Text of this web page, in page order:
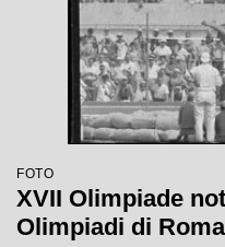
FOTO
XVII Olimpiade
Olimpiadi di Roma